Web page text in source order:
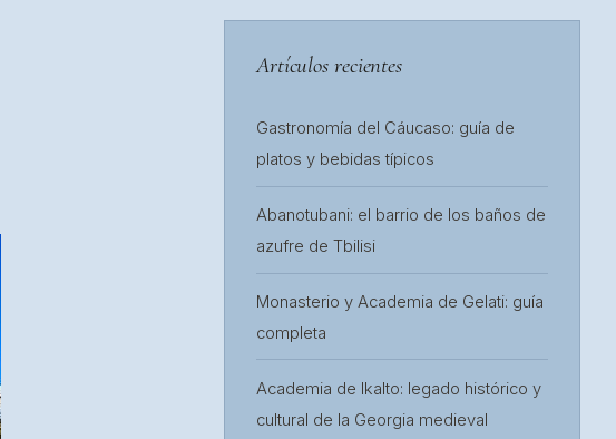
Artículos recientes
Gastronomía del Cáucaso: guía de
platos y bebidas típicos
Abanotubani: el barrio de los baños de
azufre de Tbilisi
Monasterio y Academia de Gelati: guía
completa
Academia de Ikalto: legado histórico y
cultural de la Georgia medieval